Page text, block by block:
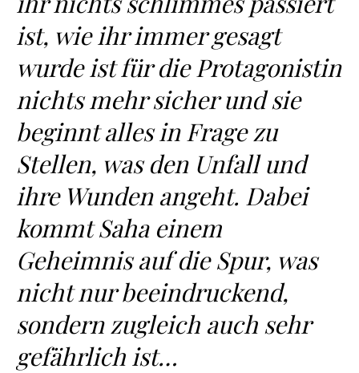
ist, wie ihr immer gesagt
wurde ist für die Protagonistin
nichts mehr sicher und sie
beginnt alles in Frage zu
Stellen, was den Unfall und
ihre Wunden angeht. Dabei
kommt Saha einem
Geheimnis auf die Spur, was
nicht nur beeindruckend,
sondern zugleich auch sehr
gefährlich ist…